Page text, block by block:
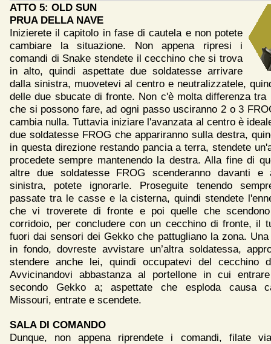
ATTO 5: OLD SUN
PRUA DELLA NAVE
Inizierete il capitolo in fase di cautela e non potete
cambiare la situazione. Non appena ripresi i
comandi di Snake stendete il cecchino che si trova
in alto, quindi aspettate due soldatesse arrivare
dalla sinistra, muovetevi al centro e neutralizzatele,
delle due sbucate di fronte. Non c'è molta differenza
che si possono fare, ad ogni passo usciranno 2 o 3
cambia nulla. Tuttavia iniziare l'avanzata al centro è
due soldatesse FROG che appariranno sulla destra,
in questa direzione restando pancia a terra, stendete
procedete sempre mantenendo la destra. Alla fine di
altre due soldatesse FROG scenderanno davanti e
sinistra, potete ignorarle. Proseguite tenendo
passate tra le casse e la cisterna, quindi stendete
che vi troverete di fronte e poi quelle che
corridoio, per concludere con un cecchino di fronte, il
fuori dai sensori dei Gekko che pattugliano la zona.
in fondo, dovreste avvistare un’altra soldatessa,
stendere anche lei, quindi occupatevi del cecchino
Avvicinandovi abbastanza al portellone in cui
secondo Gekko a; aspettate che esploda causa
Missouri, entrate e scendete.
SALA DI COMANDO
Dunque, non appena riprendete i comandi, filate